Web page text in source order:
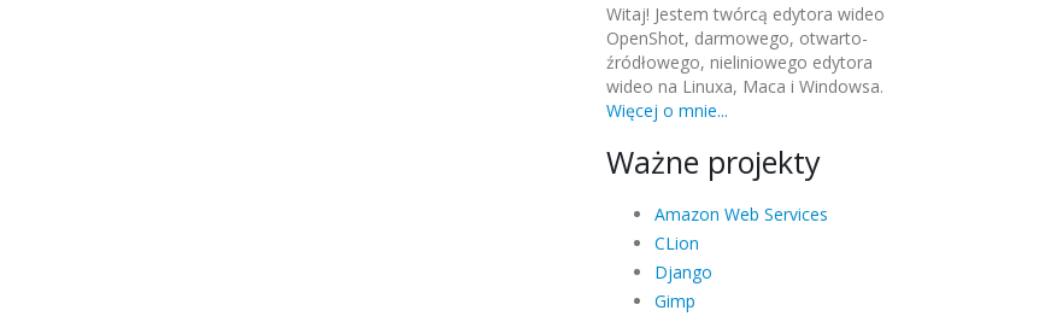
Witaj! Jestem twórcą edytora wideo
OpenShot, darmowego, otwarto-
źródłowego, nieliniowego edytora
wideo na Linuxa, Maca i Windowsa.
Więcej o mnie...
Ważne projekty
Amazon Web Services
CLion
Django
Gimp